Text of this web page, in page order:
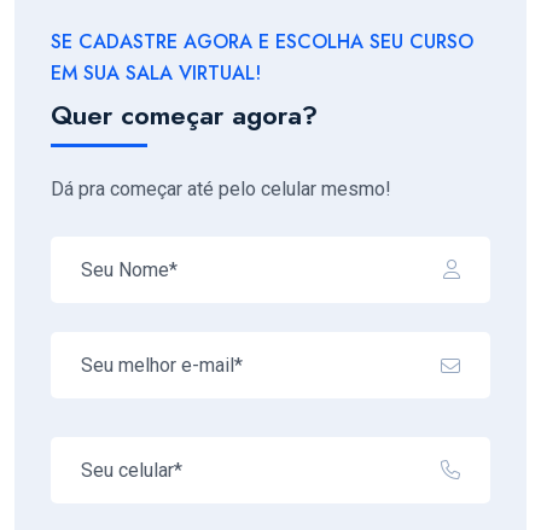
SE CADASTRE AGORA E ESCOLHA SEU CURSO
EM SUA SALA VIRTUAL!
Quer começar agora?
Dá pra começar até pelo celular mesmo!